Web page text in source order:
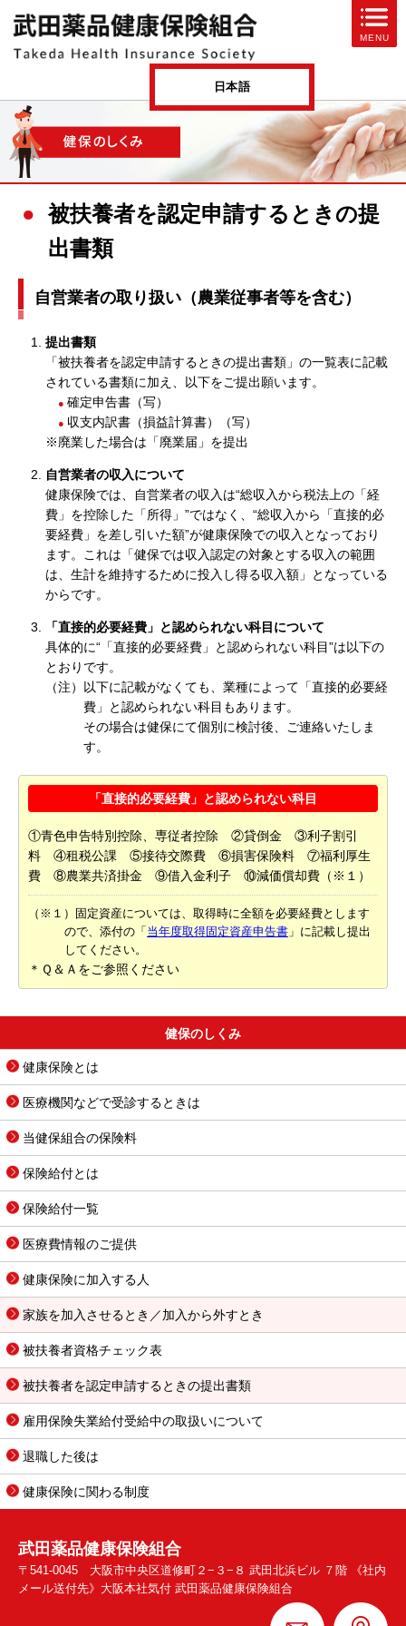
MENU
被扶養者を認定申請するときの提
出書類
自営業者の取り扱い（農業従事者等を含む）
提出書類
「被扶養者を認定申請するときの提出書類」の一覧表に記載
されている書類に加え、以下をご提出願います。
確定申告書（写）
収支内訳書（損益計算書）（写）
※廃業した場合は「廃業届」を提出
自営業者の収入について
健康保険では、自営業者の収入は“総収入から税法上の「経
費」を控除した「所得」”ではなく、“総収入から「直接的必
要経費」を差し引いた額”が健康保険での収入となっており
ます。これは「健保では収入認定の対象とする収入の範囲
は、生計を維持するために投入し得る収入額」となっている
からです。
「直接的必要経費」と認められない科目について
具体的に“「直接的必要経費」と認められない科目”は以下の
とおりです。
（注）以下に記載がなくても、業種によって「直接的必要経
費」と認められない科目もあります。
その場合は健保にて個別に検討後、ご連絡いたしま
す。
「直接的必要経費」と認められない科目
①青色申告特別控除、専従者控除 ②貸倒金 ③利子割引
料 ④租税公課 ⑤接待交際費 ⑥損害保険料 ⑦福利厚生
費 ⑧農業共済掛金 ⑨借入金利子 ⑩減価償却費（※１）
（※１）固定資産については、取得時に全額を必要経費とします
ので、添付の「 当年度取得固定資産申告書 」に記載し提出
してください。
＊Ｑ＆Ａをご参照ください
健保のしくみ
健康保険とは
医療機関などで受診するときは
当健保組合の保険料
保険給付とは
保険給付一覧
医療費情報のご提供
健康保険に加入する人
家族を加入させるとき／加入から外すとき
被扶養者資格チェック表
被扶養者を認定申請するときの提出書類
雇用保険失業給付受給中の取扱いについて
退職した後は
健康保険に関わる制度
武田薬品健康保険組合
〒541-0045 大阪市中央区道修町２−３−８ 武田北浜ビル ７階 《社内
メール送付先》大阪本社気付 武田薬品健康保険組合
日本語